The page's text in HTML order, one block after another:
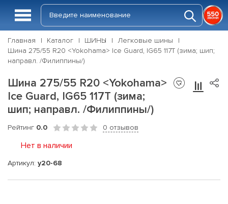
Главная Каталог ШИНЫ
Легковые шины
Шина 275/55 R20 <Yokohama> Ice Guard, IG65 117T (зима; шип;
направл. /Филиппины/)
Шина 275/55 R20 <Yokohama>
Ice Guard, IG65 117T (зима;
шип; направл. /Филиппины/)
Рейтинг 0.0 0 отзывов
Нет в наличии
Артикул: y20-68